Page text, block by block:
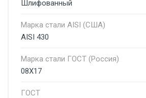
Шлифованный
Марка стали AISI (США)
AISI 430
Марка стали ГОСТ (Россия)
08Х17
ГОСТ